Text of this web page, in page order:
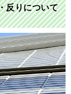
反りについて